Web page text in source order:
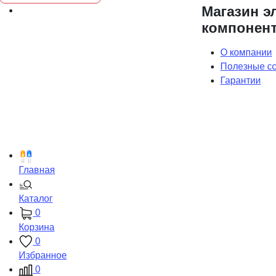
Магазин
О компании
Полезные
Гарантии
Главная
Каталог
0
Корзина
0
Избранное
0